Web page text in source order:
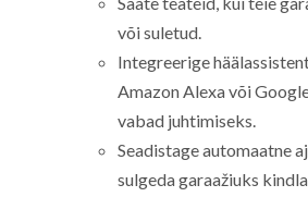
või suletud.
Integreerige
Amazon Alexa või
vabad juhtimiseks.
Seadistage automaatne
sulgeda garaažiuks